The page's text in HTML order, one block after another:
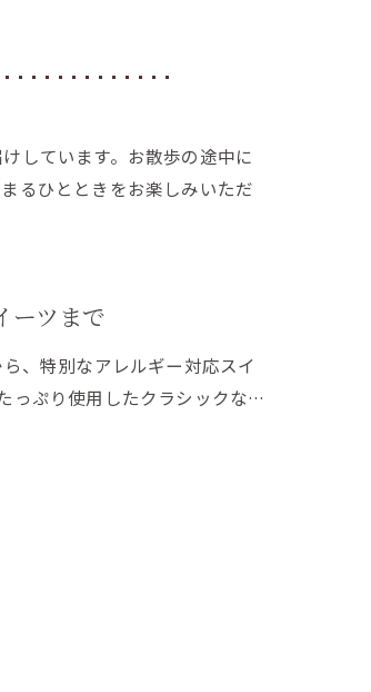
しています。お散歩の途中に
るひとときをお楽しみいただ
ーツまで
、特別なアレルギー対応スイ
っぷり使用したクラシックな…